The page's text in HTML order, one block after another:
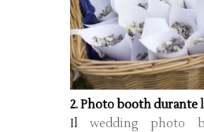
2. Photo booth durante
Ilwedding photo